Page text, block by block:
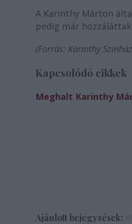
A Karinthy Márton
pedig már hozzáláttak
(Forrás: Karinthy
Kapcsolódó cikkek
Meghalt Karinthy
Ajánlott bejegyzések: